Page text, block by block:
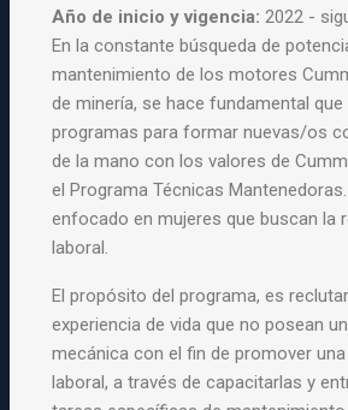
Año de inicio y vigencia:2022 -
En la constante búsqueda de
mantenimiento de los motores
de minería, se hace fundamental que
programas para formar nuevas/os
de la mano con los valores de
el Programa Técnicas
enfocado en mujeres que buscan la
laboral.
El propósito del programa, es
experiencia de vida que no posean
mecánica con el fin de promover
laboral, a través de capacitarlas y